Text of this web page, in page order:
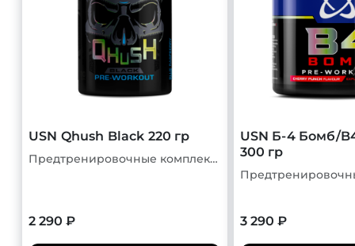
USN Qhush Black 220 гр
Предтренировочные комплексы
2 290 ₽
USN Б-4 Бомб/
300 гр
3 290 ₽